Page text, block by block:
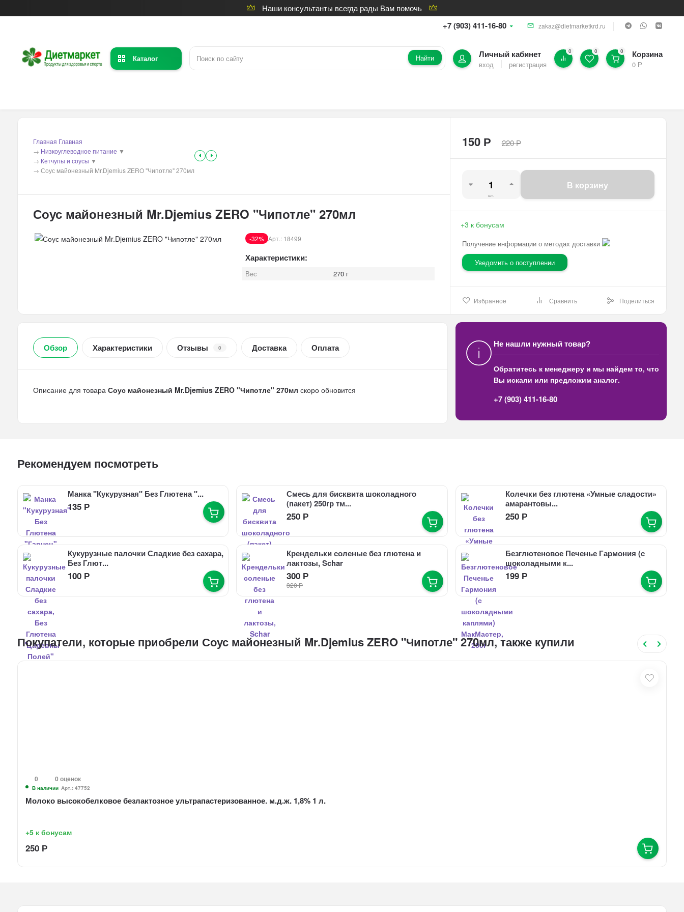
Наши консультанты всегда рады Вам помочь
+7 (903) 411-16-80 zakaz@dietmarketkrd.ru
Каталог Найти Личный кабинет
вход регистрация
0 0 0 Корзина
0 Р
Главная Главная
→ Низкоуглеводное питание ▼
→ Кетчупы и соусы ▼
→ Соус майонезный Mr.Djemius ZERO "Чипотле" 270мл
Соус майонезный Mr.Djemius ZERO "Чипотле" 270мл
-32% Арт.: 18499
Характеристики:
Вес 270 г
150 Р 220Р
шт.
В корзину
+3 к бонусам
Избранное Сравнить Поделиться
Получение информации о методах доставки
Уведомить о поступлении
Обзор Характеристики Отзывы 0 Доставка Оплата
Описание для товараСоус майонезный Mr.Djemius ZERO "Чипотле" 270мл скоро обновится
Не нашли нужный товар?
Обратитесь к менеджеру и мы найдем то, что
Вы искали или предложим аналог.
+7 (903) 411-16-80
Рекомендуем посмотреть
Манка "Кукурузная" Без Глютена "...
135 Р
Смесь для бисквита шоколадного
(пакет) 250гр тм...
250 Р
Колечки без глютена «Умные сладости»
амарантовы...
250 Р
Кукурузные палочки Сладкие без сахара,
Без Глют...
100 Р
Крендельки соленые без глютена и
лактозы, Schar
300 Р
320Р
Безглютеновое Печенье Гармония (с
шоколадными к...
199 Р
Покупатели, которые приобрели Соус майонезный Mr.Djemius ZERO "Чипотле" 270мл, также купили
0 0 оценок
В наличии Арт.: 47752
Молоко высокобелковое безлактозное ультрапастеризованное. м.д.ж. 1,8% 1 л.
+5 к бонусам
250 Р